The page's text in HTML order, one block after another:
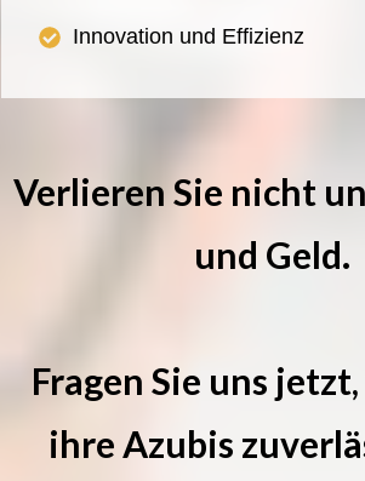
Innovation und Effizienz
Verlieren Sie nicht
und Geld.
Fragen Sie uns
ihre Azubis